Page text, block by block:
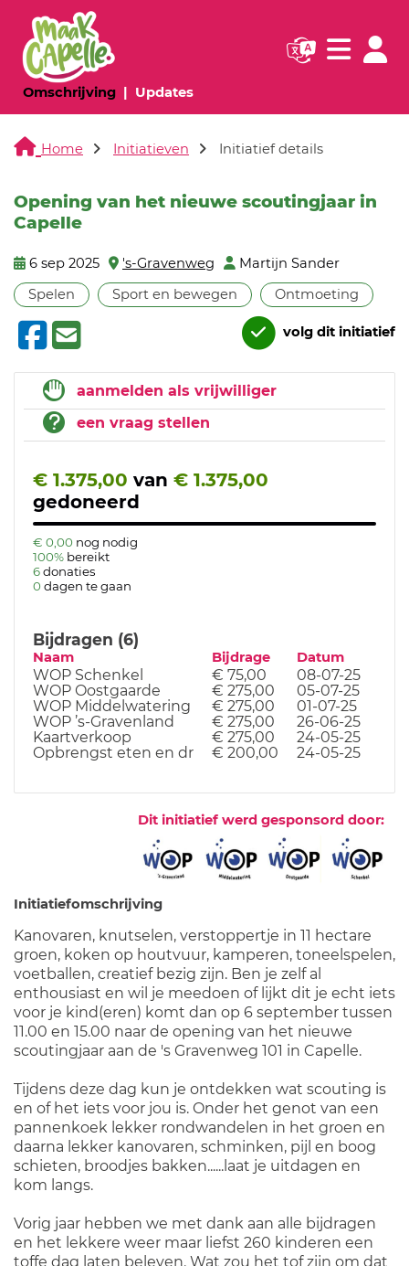
Omschrijving(huidige pagina)
Updates(huidige pagina)
Navigatie
Home Initiatieven Initiatief details
Opening van het nieuwe scoutingjaar in
Capelle
6 sep 2025 's-Gravenweg
Martijn Sander
Spelen
Sport en bewegen Ontmoeting
volg dit initiatief
aanmelden als vrijwilliger
een vraag stellen
€ 1.375,00 van € 1.375,00
gedoneerd
€ 0,00 nog nodig
100% bereikt
6donaties
0 dagen te gaan
Bijdragen (6)
Naam Bijdrage Datum
WOP Schenkel € 75,00
08-07-25
WOP Oostgaarde
€ 275,00
05-07-25
WOP Middelwatering
€ 275,00
01-07-25
WOP ’s-Gravenland
€ 275,00
26-06-25
Kaartverkoop
€ 275,00
24-05-25
Opbrengst eten en dr
€ 200,00 24-05-25
Dit initiatief werd gesponsord door:
Initiatiefomschrijving
Kanovaren, knutselen, verstoppertje in 11 hectare
groen, koken op houtvuur, kamperen, toneelspelen,
voetballen, creatief bezig zijn. Ben je zelf al
enthousiast en wil je meedoen of lijkt dit je echt iets
voor je kind(eren) komt dan op 6 september tussen
11.00 en 15.00 naar de opening van het nieuwe
scoutingjaar aan de 's Gravenweg 101 in Capelle.
Tijdens deze dag kun je ontdekken wat scouting is
en of het iets voor jou is. Onder het genot van een
pannenkoek lekker rondwandelen in het groen en
daarna lekker kanovaren, schminken, pijl en boog
schieten, broodjes bakken......laat je uitdagen en
kom langs.
Vorig jaar hebben we met dank aan alle bijdragen
en het lekkere weer maar liefst 260 kinderen een
toffe dag laten beleven. Wat zou het tof zijn om dat